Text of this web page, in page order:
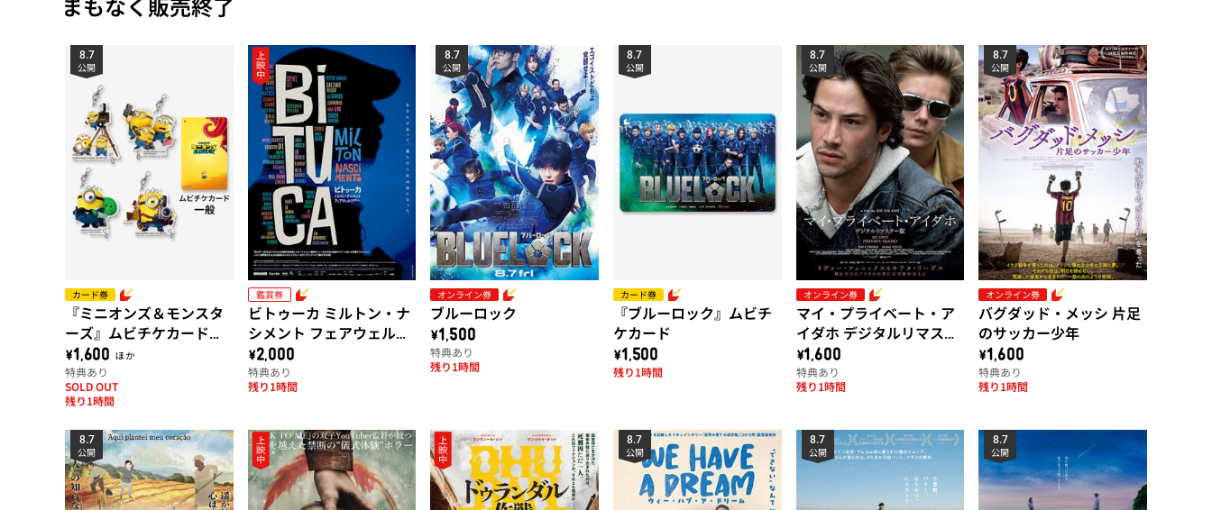
8.7
公開
カード券
『ミニオンズ＆モンスタ
ーズ』ムビチケカード
【第2弾】
\1,600 ほか
特典あり
SOLD OUT
残り1時間
鑑賞券
ビトゥーカ ミルトン・ナ
シメント フェアウェルツ
アー
\2,000
特典あり
残り1時間
8.7
公開
オンライン券
ブルーロック
\1,500
特典あり
残り1時間
8.7
公開
カード券
『ブルーロック』ムビチ
ケカード
\1,500
残り1時間
8.7
公開
オンライン券
マイ・プライベート・ア
イダホ デジタルリマスタ
ー版
\1,600
特典あり
残り1時間
8.7
公開
オンライン券
バグダッド・メッシ 片足
のサッカー少年
\1,600
特典あり
残り1時間
8.7
公開
8.7
公開
8.7
公開
8.7
公開